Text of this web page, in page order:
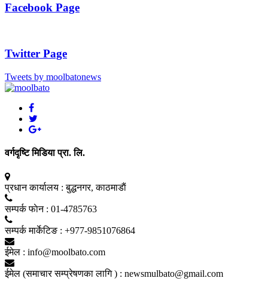
Facebook Page
Twitter Page
Tweets by moolbatonews
वर्गदृष्टि मिडिया प्रा. लि.
प्रधान कार्यालय : बुद्धनगर, काठमाडाैं
सम्पर्क फाेन : 01-4785763
सम्पर्क मार्केटिङ : +977-9851076864
ईमेल : info@moolbato.com
ईमेल (समाचार सम्प्रेषणका लागि ) : newsmulbato@gmail.com